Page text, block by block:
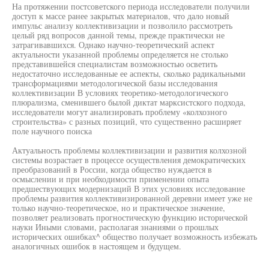
На протяжении постсоветского периода исследователи получили
доступ к массе ранее закрытых материалов, что дало новый
импульс анализу коллективизации и позволило рассмотреть
целый ряд вопросов данной темы, прежде практически не
затрагивавшихся. Однако научно-теоретический аспект
актуальности указанной проблемы определяется не столько
представившейся специалистам возможностью осветить
недостаточно исследованные ее аспекты, сколько радикальными
трансформациями методологической базы исследования
коллективизации В условиях теоретико-методологического
плюрализма, сменившего былой диктат марксистского подхода,
исследователи могут анализировать проблему «колхозного
строительства» с разных позиций, что существенно расширяет
поле научного поиска
Актуальность проблемы коллективизации и развития колхозной
системы возрастает в процессе осуществления демократических
преобразований в России, когда общество нуждается в
осмыслении и при необходимости применении опыта
предшествующих модернизаций В этих условиях исследование
проблемы развития коллективизированной деревни имеет уже не
только научно-теоретическое, но и практическое значение,
позволяет реализовать прогностическую функцию исторической
науки Иными словами, располагая знаниями о прошлых
исторических ошибках^ общество получает возможность избежать
аналогичных ошибок в настоящем и будущем.